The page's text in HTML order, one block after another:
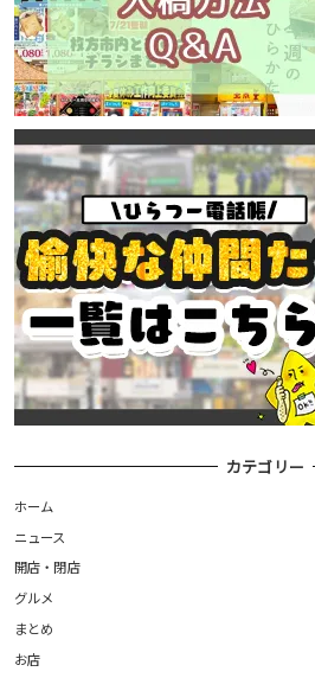
カテゴリー
ホーム
ニュース
開店・閉店
グルメ
まとめ
お店